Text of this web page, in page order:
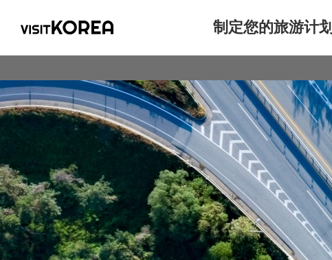
制定您的旅游计划